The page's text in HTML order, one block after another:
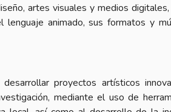
artes visuales y medios
animado, sus formatos y
proyectos artísticos
mediante el uso de